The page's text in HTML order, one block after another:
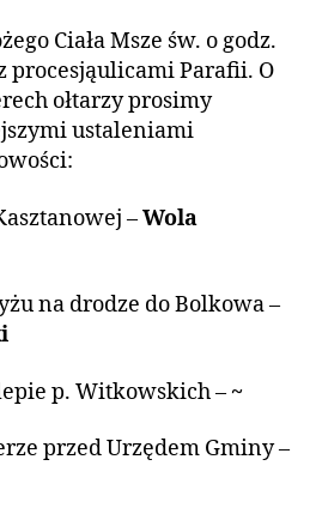
Ciała Msze św. o godz.
procesjąulicami Parafii. O
ołtarzy prosimy
ustaleniami
–Wola
na drodze do Bolkowa –
p. Witkowskich – ~
przed Urzędem Gminy –